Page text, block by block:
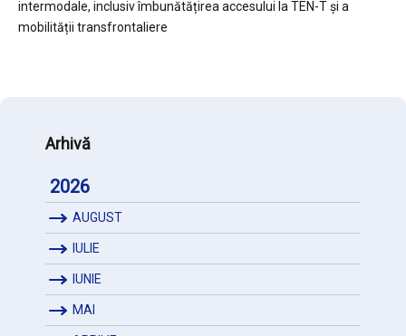
intermodale, inclusiv îmbunătățirea accesului la TEN-T și a
mobilității transfrontaliere
Arhivă
2026
AUGUST
IULIE
IUNIE
MAI